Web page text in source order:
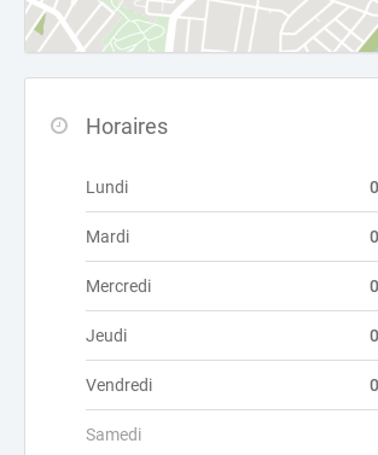
Horaires
Lundi
Mardi
Mercredi
Jeudi
Vendredi
Samedi